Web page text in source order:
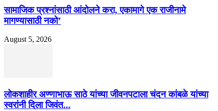
सामाजिक प्रश्नांसाठी आंदोलने करा, एकामागे एक राजीनामे
मागण्यासाठी नको’
August 5, 2026
लोकशाहीर अण्णाभाऊ साठे यांच्या जीवनपटाला चंदन कांबळे यांच्या
स्वरांनी दिला जिवंत...